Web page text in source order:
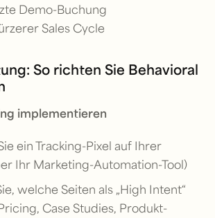
Demo-Buchung
Sales Cycle
So richten Sie Behavioral
implementieren
ein Tracking-Pixel auf Ihrer
Ihr Marketing-Automation-Tool)
welche Seiten als „High Intent“
Case Studies, Produkt-